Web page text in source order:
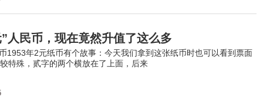
人民币，现在竟然升值了这么多
1953年2元纸币有个故事：今天我们拿到这张纸币时也可以看到票面
特殊，贰字的两个横放在了上面，后来